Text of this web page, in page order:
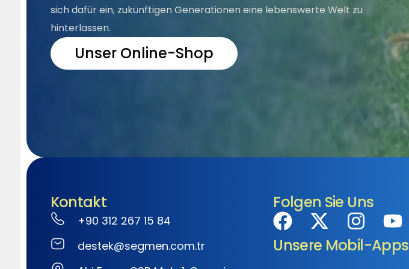
sich dafür ein, zukünftigen Generationen eine lebenswerte Welt zu
hinterlassen.
Unser Online-Shop
Kontakt
+90 312 267 15 84
destek@segmen.com.tr
Folgen Sie Uns
Unsere Mobil-Apps